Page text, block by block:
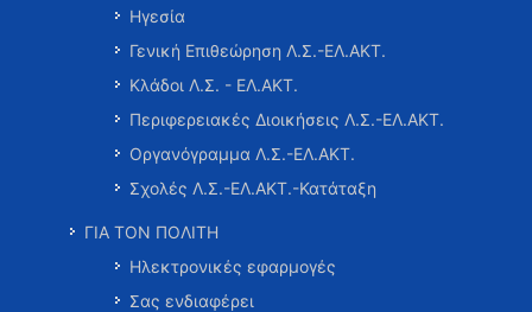
Ηγεσία
Γενική Επιθεώρηση Λ.Σ.-ΕΛ.ΑΚΤ.
Κλάδοι Λ.Σ. - ΕΛ.ΑΚΤ.
Περιφερειακές Διοικήσεις Λ.Σ.-ΕΛ.ΑΚΤ.
Οργανόγραμμα Λ.Σ.-ΕΛ.ΑΚΤ.
Σχολές Λ.Σ.-ΕΛ.ΑΚΤ.-Κατάταξη
ΓΙΑ ΤΟΝ ΠΟΛΙΤΗ
Ηλεκτρονικές εφαρμογές
Σας ενδιαφέρει